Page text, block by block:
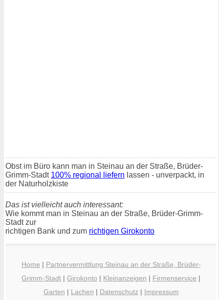
Obst im Büro kann man in Steinau an der Straße, Brüder-
Grimm-Stadt 100% regional liefern lassen - unverpackt, in
der Naturholzkiste
Das ist vielleicht auch interessant:
Wie kommt man in Steinau an der Straße, Brüder-Grimm-
Stadt zur
richtigen Bank und zum richtigen Girokonto
Home | Partnervermittlung Steinau an der Straße, Brüder-
Grimm-Stadt | Girokonto | Kleinanzeigen | Firmenservice |
Garten | Lachen | Datenschutz| Impressum